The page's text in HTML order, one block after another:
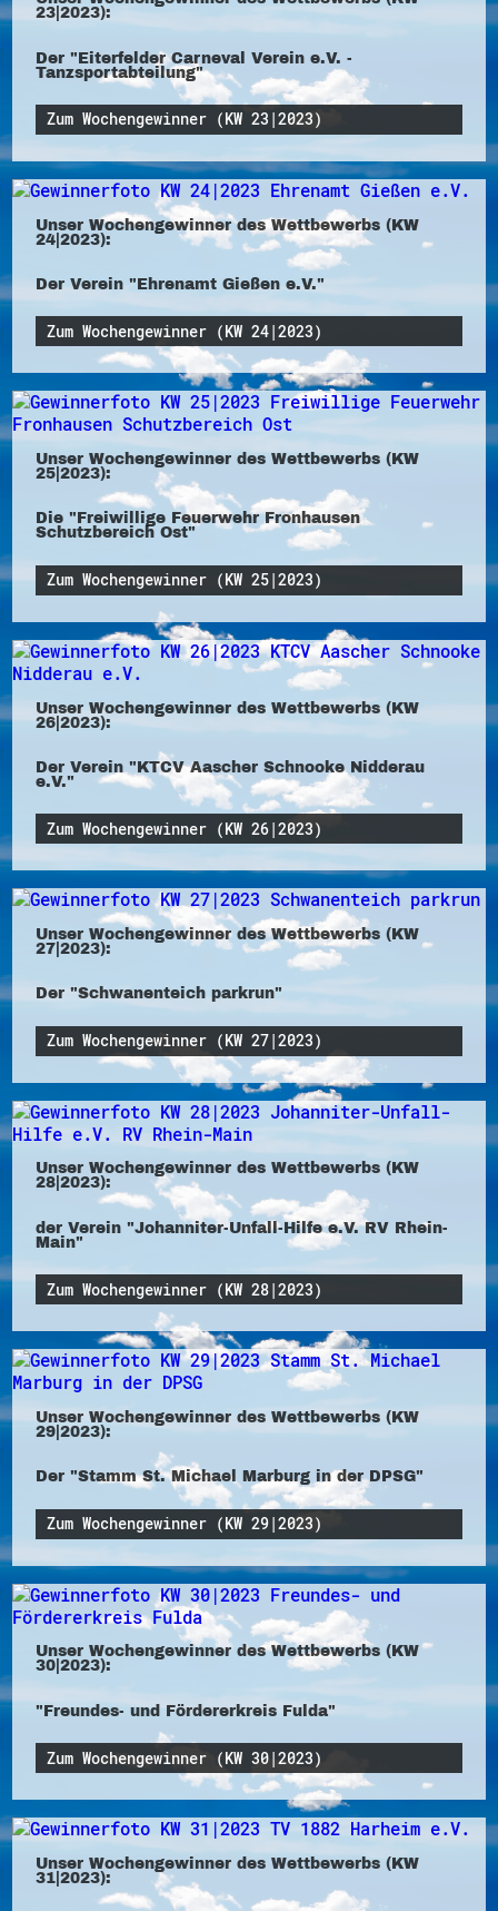
23|2023):
Der "Eiterfelder Carneval Verein e.V. -
Tanzsportabteilung"
Zum Wochengewinner (KW 23|2023)
Unser Wochengewinner des Wettbewerbs (KW
24|2023):
Der Verein "Ehrenamt Gießen e.V."
Zum Wochengewinner (KW 24|2023)
Unser Wochengewinner des Wettbewerbs (KW
25|2023):
Die "Freiwillige Feuerwehr Fronhausen
Schutzbereich Ost"
Zum Wochengewinner (KW 25|2023)
Unser Wochengewinner des Wettbewerbs (KW
26|2023):
Der Verein "KTCV Aascher Schnooke Nidderau
e.V."
Zum Wochengewinner (KW 26|2023)
Unser Wochengewinner des Wettbewerbs (KW
27|2023):
Der "Schwanenteich parkrun"
Zum Wochengewinner (KW 27|2023)
Unser Wochengewinner des Wettbewerbs (KW
28|2023):
der Verein "Johanniter-Unfall-Hilfe e.V. RV Rhein-
Main"
Zum Wochengewinner (KW 28|2023)
Unser Wochengewinner des Wettbewerbs (KW
29|2023):
Der "Stamm St. Michael Marburg in der DPSG"
Zum Wochengewinner (KW 29|2023)
Unser Wochengewinner des Wettbewerbs (KW
30|2023):
"Freundes- und Fördererkreis Fulda"
Zum Wochengewinner (KW 30|2023)
Unser Wochengewinner des Wettbewerbs (KW
31|2023):